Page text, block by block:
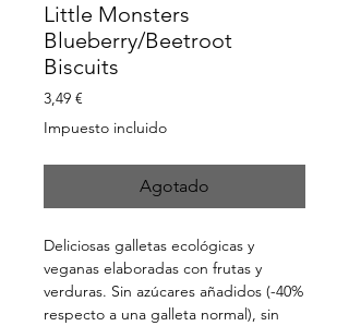
Little Monsters
Blueberry/Beetroot
Biscuits
3,49 €
Impuesto incluido
Agotado
Deliciosas galletas ecológicas y
veganas elaboradas con frutas y
verduras. Sin azúcares añadidos (-40%
respecto a una galleta normal), sin